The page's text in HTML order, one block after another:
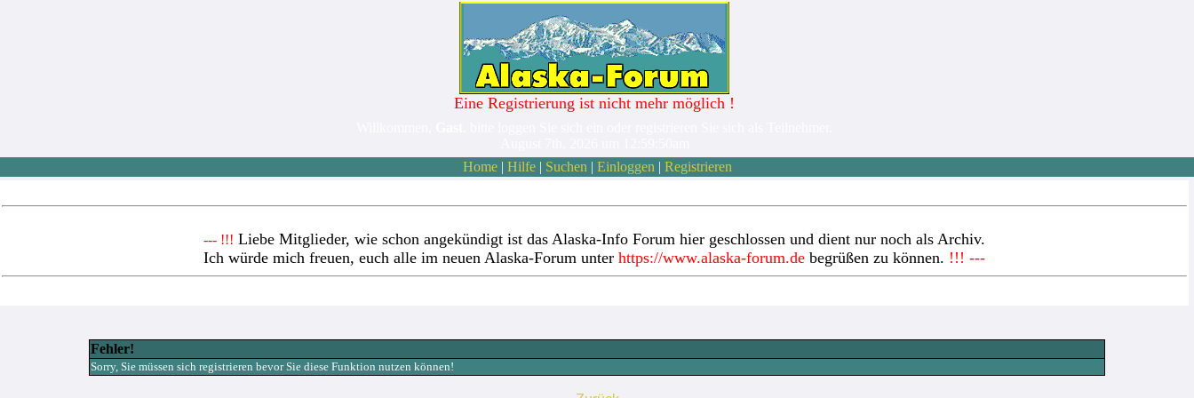
Eine Registrierung ist nicht mehr möglich !
Home| Hilfe| Suchen | Einloggen | Registrieren
--- !!! Liebe Mitglieder, wie schon angekündigt ist das Alaska-Info Forum hier geschlossen und dient nur noch als Archiv.
Ich würde mich freuen, euch alle im neuen Alaska-Forum unter https://www.alaska-forum.de begrüßen zu können. !!! ---
Fehler!
Sorry, Sie müssen sich registrieren bevor Sie diese Funktion nutzen können!